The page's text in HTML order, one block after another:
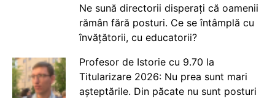
Ne sună directorii disperați că oamenii
rămân fără posturi. Ce se întâmplă cu
învățătorii, cu educatorii?
Profesor de Istorie cu 9.70 la
Titularizare 2026: Nu prea sunt mari
așteptările. Din păcate nu sunt posturi